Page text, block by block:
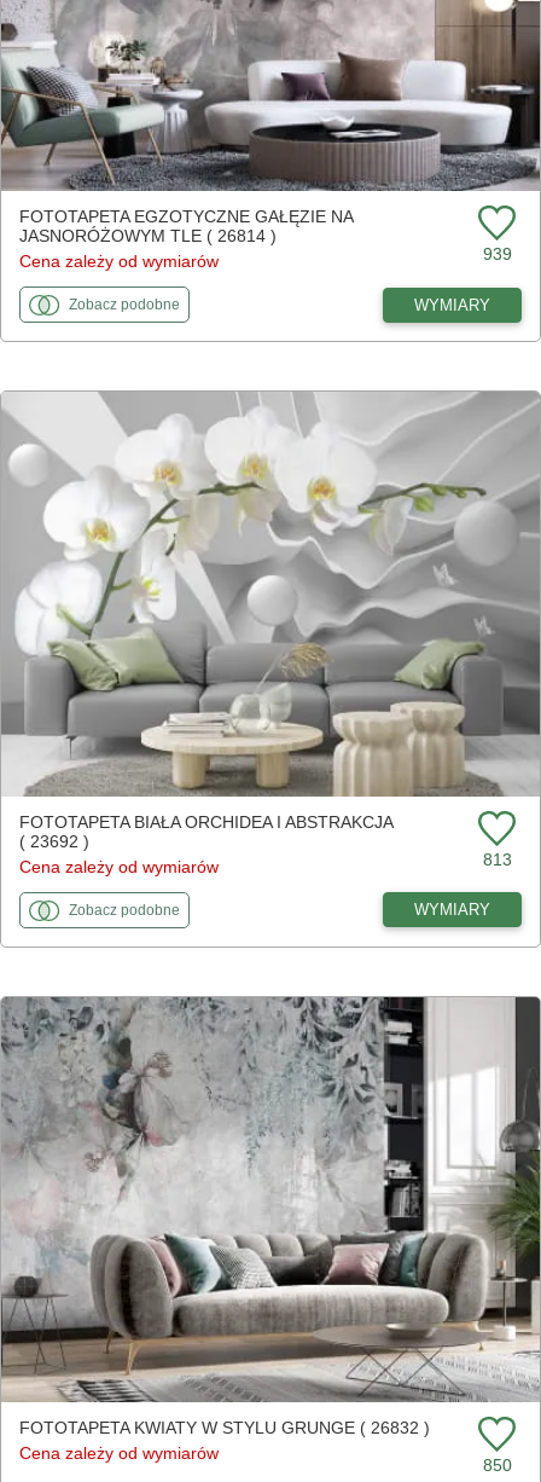
FOTOTAPETA EGZOTYCZNE GAŁĘZIE NA
JASNORÓŻOWYM TLE ( 26814 )
Cena zależy od wymiarów
939
Zobaczfototapety
podobnedo Egzotyczne gałęzie na jasnoróżowym tle
WYMIARY
FOTOTAPETA BIAŁA ORCHIDEA I ABSTRAKCJA
( 23692 )
Cena zależy od wymiarów
813
Zobaczfototapety
podobnedo Biała orchidea i abstrakcja WYMIARY
FOTOTAPETA KWIATY W STYLU GRUNGE ( 26832 )
Cena zależy od wymiarów
850